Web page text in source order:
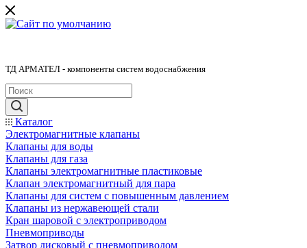
ТД АРМАТЕЛ - компоненты систем водоснабжения
Каталог
Электромагнитные клапаны
Клапаны для воды
Клапаны для газа
Клапаны электромагнитные пластиковые
Клапан электромагнитный для пара
Клапаны для систем с повышенным давлением
Клапаны из нержавеющей стали
Кран шаровой с электроприводом
Пневмоприводы
Затвор дисковый с пневмоприводом